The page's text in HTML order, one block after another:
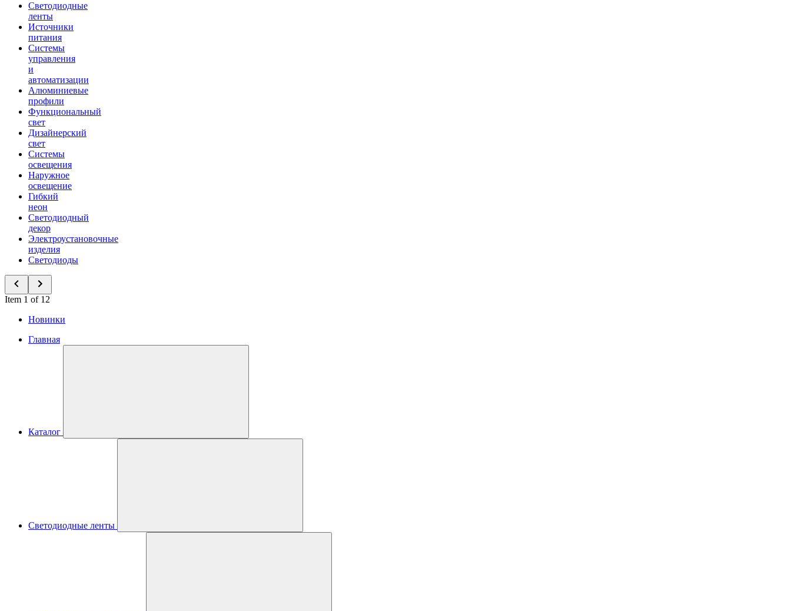
Светодиодные
ленты
Источники
питания
Системы
управления
и
автоматизации
Алюминиевые
профили
Функциональный
свет
Дизайнерский
свет
Системы
освещения
Наружное
освещение
Гибкий
неон
Светодиодный
декор
Электроустановочные
изделия
Светодиоды
Item 1 of 12
Новинки
Главная
Каталог
Светодиодные ленты